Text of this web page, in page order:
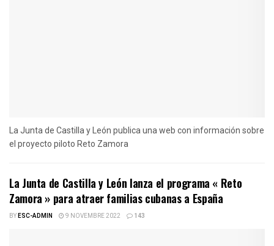
La Junta de Castilla y León publica una web con información sobre
el proyecto piloto Reto Zamora
La Junta de Castilla y León lanza el programa « Reto
Zamora » para atraer familias cubanas a España
BYESC-ADMIN 9 NOVEMBRE 2022 143